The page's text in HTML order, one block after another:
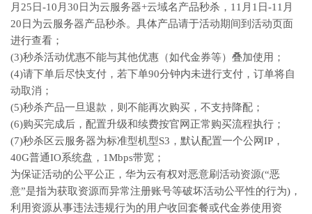
月25日-10月30日为云服务器+云域名产品秒杀，11月1日-11月
20日为云服务器产品秒杀。具体产品请于活动期间到活动页面
进行查看；
(3)秒杀活动优惠不能与其他优惠（如代金券等）叠加使用；
(4)请下单后尽快支付，若下单90分钟内未进行支付，订单将自
动取消；
(5)秒杀产品一旦退款，则不能再次购买，不支持降配；
(6)购买完成后，配置升级和续费按官网正常购买流程执行；
(7)秒杀区云服务器为标准型机型S3，默认配置一个公网IP，
40G普通IO系统盘，1Mbps带宽；
为保证活动的公平公正，华为云有权对恶意刷活动资源(“恶
意”是指为获取资源而异常注册账号等破坏活动公平性的行为)，
利用资源从事违法违规行为的用户收回套餐或代金券使用资